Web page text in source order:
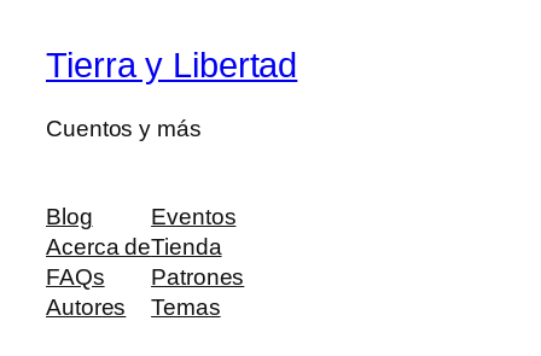
Tierra y Libertad
Cuentos y más
Blog
Acerca de
FAQs
Autores
Eventos
Tienda
Patrones
Temas